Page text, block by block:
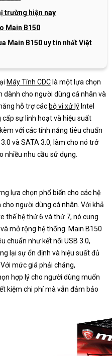
trường hiện nay
Main B150
Main B150 uy tín nhất Việt
Máy Tính CDC là một lựa chọn
dành cho người dùng cá nhân và
hỗ trợ các bộ vi xử lý Intel
sự linh hoạt và hiệu suất
với các tính năng tiêu chuẩn
và SATA 3.0, làm cho nó trở
nhiều nhu cầu sử dụng.
lựa chọn phổ biến cho các hệ
người dùng cá nhân. Với khả
thế hệ thứ 6 và thứ 7, nó cung
mở rộng hệ thống. Main B150
chuẩn như kết nối USB 3.0,
lại sự ổn định và hiệu suất đủ
mức giá phải chăng,
hợp lý cho người dùng muốn
kiệm chi phí mà vẫn đảm bảo